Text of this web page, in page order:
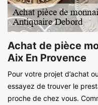
Achat de pièce
Aix En Provence
Pour votre projet d’achat
essayez de trouver le
proche de chez vous.